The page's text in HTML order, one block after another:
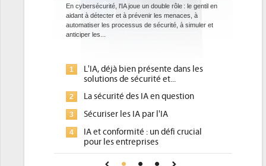
En cybersécurité, l'IA joue un double rôle : le gentil en
aidant à détecter et à prévenir les menaces, à
automatiser les processus de sécurité, à simuler et
L'IA, déjà bien présente dans les
solutions de sécurité et...
La sécurité des IA en question
Sécuriser les IA par l'IA
IA et conformité : un défi crucial
pour les entreprises
Une IA de confiance pour une IA
ce que recherchent
Phocea DC